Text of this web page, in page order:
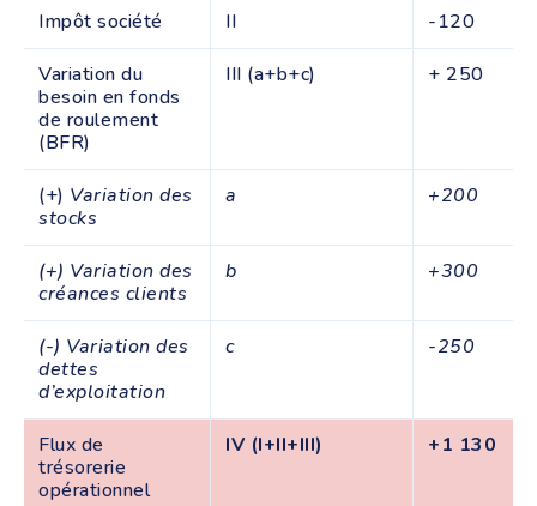
Impôt société II
-120
Variation du
besoin en fonds
de roulement
(BFR)
III (a+b+c) + 250
(+) Variation des
stocks
a +200
(+) Variation des
créances clients
b +300
(-) Variation des
dettes
d’exploitation
c -250
Flux de
trésorerie
opérationnel
IV (I+II+III) +1 130